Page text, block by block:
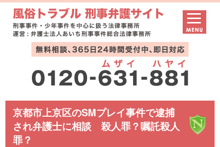
京都市上京区のSMプレイ事件で逮捕
され弁護士に相談 殺人罪？嘱託殺人
罪？